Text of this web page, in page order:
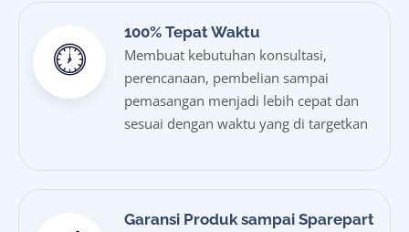
100% Tepat Waktu
Membuat kebutuhan konsultasi,
perencanaan, pembelian sampai
pemasangan menjadi lebih cepat dan
sesuai dengan waktu yang di targetkan
Garansi Produk sampai Sparepart